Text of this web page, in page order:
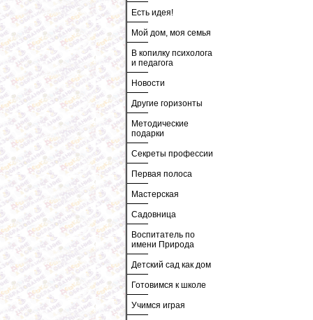
Есть идея!
Мой дом, моя семья
В копилку психолога
и педагога
Новости
Другие горизонты
Методические
подарки
Секреты профессии
Первая полоса
Мастерская
Садовница
Воспитатель по
имени Природа
Детский сад как дом
Готовимся к школе
Учимся играя